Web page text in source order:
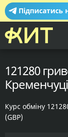
Підписатись
121280
Курс обміну
(GBP)